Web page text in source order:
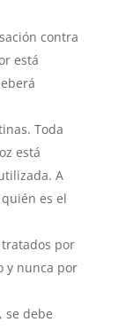
contra
está
Toda
está
A
es el
por
y nunca por
se debe